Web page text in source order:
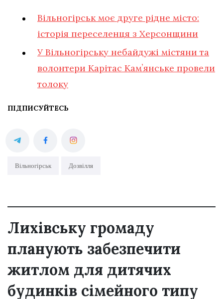
Вільногірськ моє друге рідне місто:
історія переселенця з Херсонщини
У Вільногірську небайдужі містяни та
волонтери Карітас Камʼянське провели
толоку
ПІДПИСУЙТЕСЬ
Вільногірськ Дозвілля
Лихівську громаду
планують забезпечити
житлом для дитячих
будинків сімейного типу